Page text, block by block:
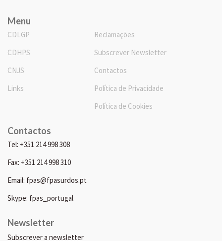
Menu
CDLGP
CDHPS
CNJS
Links
Reclamações
Subscrever Newsletter
Contactos
Política de Privacidade
Política de Cookies
Contactos
Tel: +351 214 998 308
Fax: +351 214 998 310
Email: fpas@fpasurdos.pt
Skype: fpas_portugal
Newsletter
Subscrever a newsletter